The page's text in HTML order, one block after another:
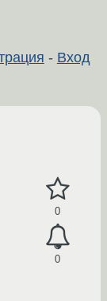
- Вход
0
0